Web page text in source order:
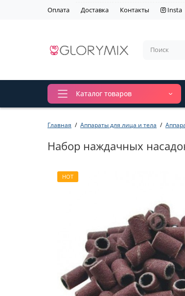
Оплата Доставка Контакты Insta
Каталог товаров
Главная Аппараты для лица и тела
Набор наждачных
HOT